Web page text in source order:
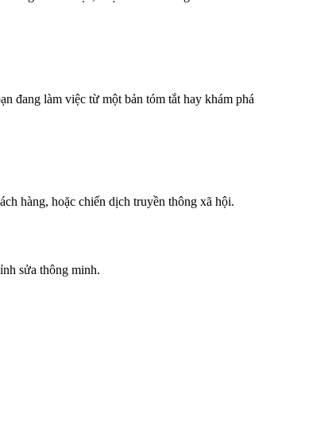
đang làm việc từ một bản tóm tắt hay khám phá
hàng, hoặc chiến dịch truyền thông xã hội.
sửa thông minh.